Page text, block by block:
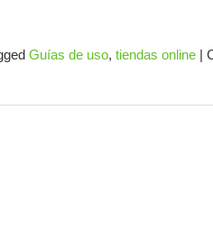
Guías de uso, tiendas online |